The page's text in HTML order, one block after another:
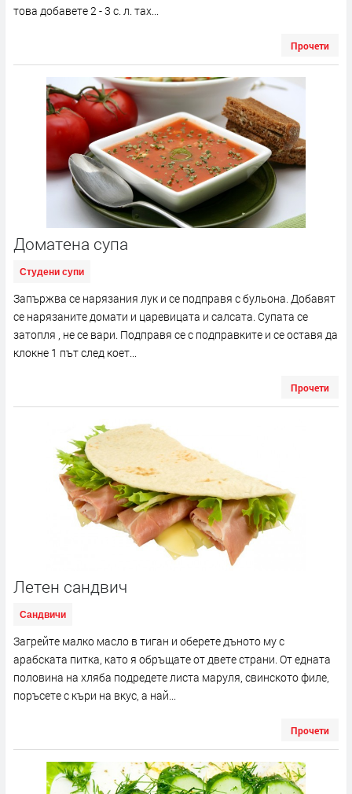
това добавете 2 - 3 с. л. тах...
Прочети
Доматена супа
Студени супи
Запържва се нарязания лук и се подправя с бульона. Добавят
се нарязаните домати и царевицата и салсата. Супата се
затопля , не се вари. Подправя се с подправките и се оставя да
клокне 1 път след коет...
Прочети
Летен сандвич
Сандвичи
Загрейте малко масло в тиган и оберете дъното му с
арабската питка, като я обръщате от двете страни. От едната
половина на хляба подредете листа маруля, свинското филе,
поръсете с къри на вкус, а най...
Прочети